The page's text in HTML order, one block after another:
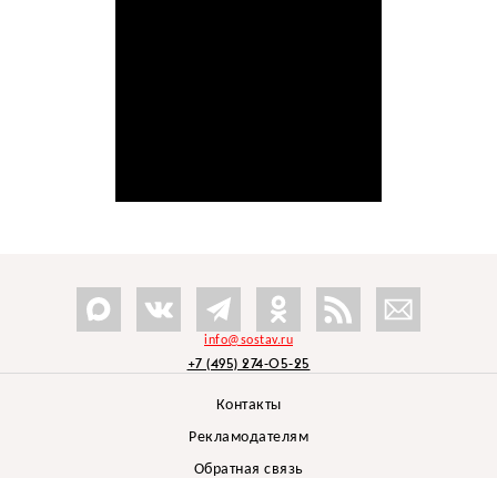
info@sostav.ru
+7 (495) 274-05-25
Контакты
Рекламодателям
Обратная связь